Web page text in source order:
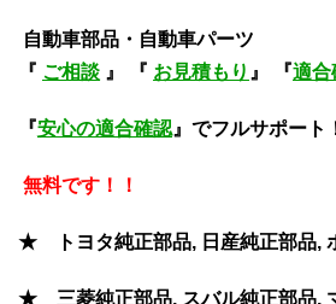
自動車部品・自動車パーツ
『 ご相談 』 『 お見積もり 』 『適合
『安心の適合確認 』でフルサポート
無料です！！
★ トヨタ純正部品, 日産純正部品,
★ 三菱純正部品, スバル純正部品,